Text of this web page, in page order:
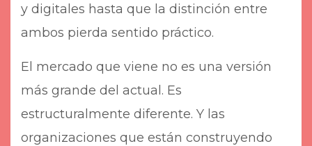
y digitales hasta que la distinción entre
ambos pierda sentido práctico.
El mercado que viene no es una versión
más grande del actual. Es
estructuralmente diferente. Y las
organizaciones que están construyendo